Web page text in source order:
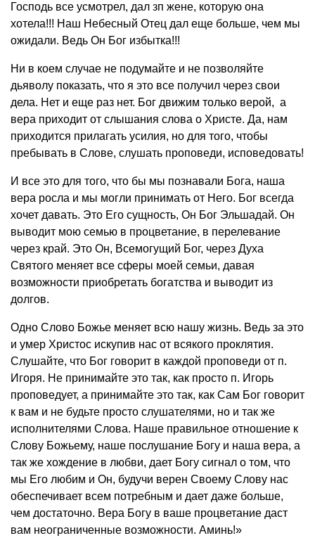
Господь все усмотрел, дал зп жене, которую она
хотела!!! Наш Небесный Отец дал еще больше, чем мы
ожидали. Ведь Он Бог избытка!!!
Ни в коем случае не подумайте и не позволяйте
дьяволу показать, что я это все получил через свои
дела. Нет и еще раз нет. Бог движим только верой, а
вера приходит от слышания слова о Христе. Да, нам
приходится прилагать усилия, но для того, чтобы
пребывать в Слове, слушать проповеди, исповедовать!
И все это для того, что бы мы познавали Бога, наша
вера росла и мы могли принимать от Него. Бог всегда
хочет давать. Это Его сущность, Он Бог Эльшадай. Он
выводит мою семью в процветание, в перелевание
через край. Это Он, Всемогущий Бог, через Духа
Святого меняет все сферы моей семьи, давая
возможности приобретать богатства и выводит из
долгов.
Одно Слово Божье меняет всю нашу жизнь. Ведь за это
и умер Христос искупив нас от всякого проклятия.
Слушайте, что Бог говорит в каждой проповеди от п.
Игоря. Не принимайте это так, как просто п. Игорь
проповедует, а принимайте это так, как Сам Бог говорит
к вам и не будьте просто слушателями, но и так же
исполнителями Слова. Наше правильное отношение к
Слову Божьему, наше послушание Богу и наша вера, а
так же хождение в любви, дает Богу сигнал о том, что
мы Его любим и Он, будучи верен Своему Слову нас
обеспечивает всем потребным и дает даже больше,
чем достаточно. Вера Богу в ваше процветание даст
вам неограниченные возможности. Аминь!»